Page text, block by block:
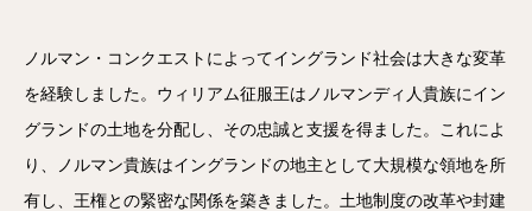
ノルマン・コンクエストによってイングランド社会は大きな変革
を経験しました。ウィリアム征服王はノルマンディ人貴族にイン
グランドの土地を分配し、その忠誠と支援を得ました。これによ
り、ノルマン貴族はイングランドの地主として大規模な領地を所
有し、王権との緊密な関係を築きました。土地制度の改革や封建